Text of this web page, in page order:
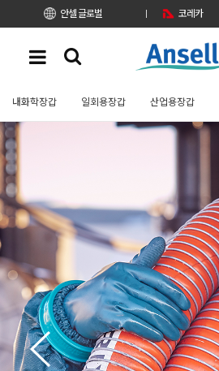
안셀 글로벌 코레카
내화학장갑 일회용장갑 산업용장갑